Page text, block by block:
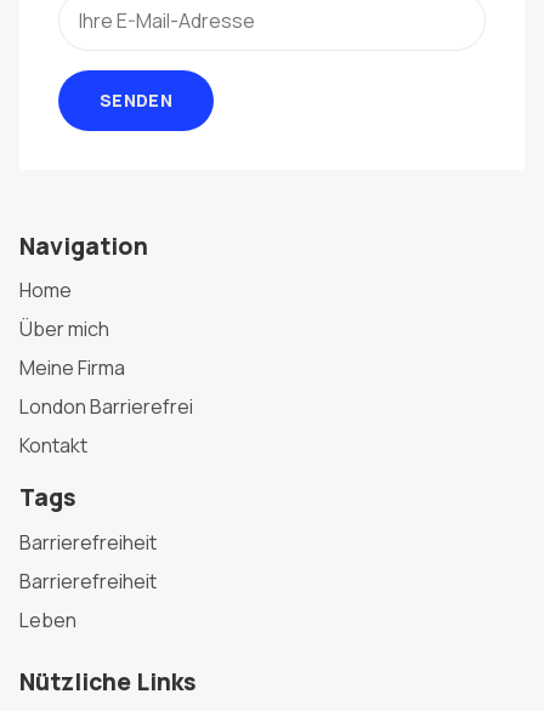
SENDEN
Navigation
Home
Über mich
Meine Firma
London Barrierefrei
Kontakt
Tags
Barrierefreiheit
Barrierefreiheit
Leben
Nützliche Links